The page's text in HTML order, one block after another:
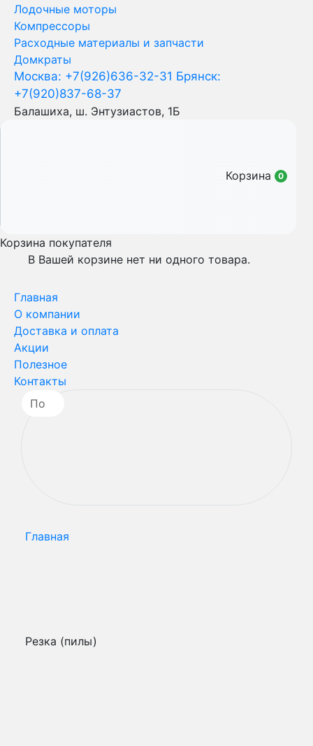
Лодочные моторы
Компрессоры
Расходные материалы и запчасти
Домкраты
Москва: +7(926)636-32-31 Брянск:
+7(920)837-68-37
Балашиха, ш. Энтузиастов, 1Б
Корзина 0
Корзина покупателя
В Вашей корзине нет ни одного товара.
Главная
О компании
Доставка и оплата
Акции
Полезное
Контакты
Главная
Резка (пилы)